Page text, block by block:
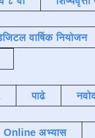
वार्षिक नियोजन
पाढे
Online अभ्यास